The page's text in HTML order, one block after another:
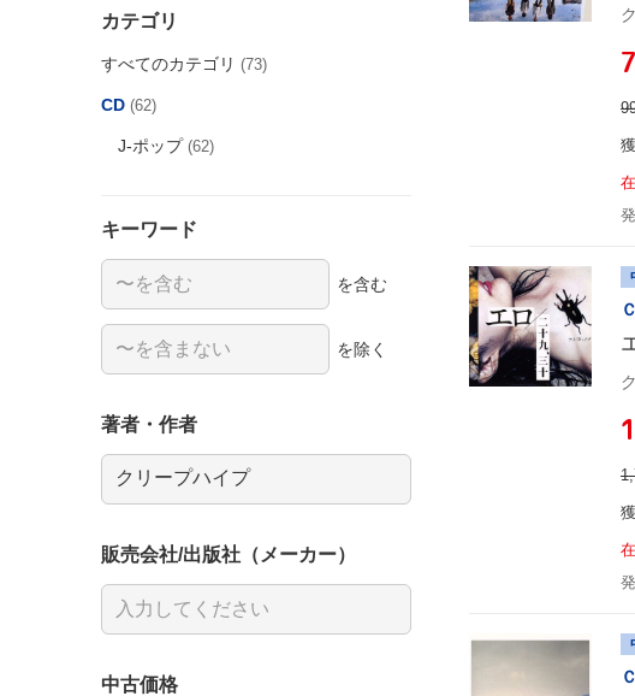
カテゴリ
すべてのカテゴリ (73)
CD (62)
J-ポップ (62)
キーワード
を含む
を除く
著者・作者
販売会社/出版社（メーカー）
中古価格